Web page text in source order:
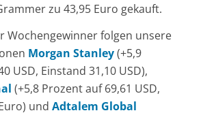
zu 43,95 Euro gekauft.
Wochengewinner folgen unsere
Morgan Stanley(+5,9
USD, Einstand 31,10 USD),
(+5,8 Prozent auf 69,61 USD,
und Adtalem Global